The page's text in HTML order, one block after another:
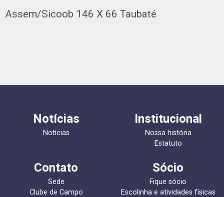
Assem/Sicoob 146 X 66 Taubaté
Notícias
Notícias
Institucional
Nossa história
Estatuto
Contato
Sede
Clube de Campo
Sócio
Fique sócio
Escolinha e atividades físicas